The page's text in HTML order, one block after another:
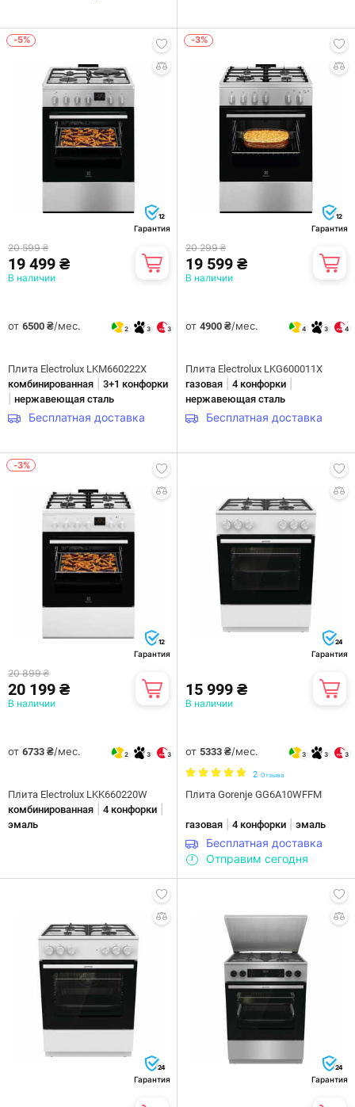
-5%
12
Гарантия
20 599 ₴
19 499 ₴
В наличии
от 6500 ₴/мес. 2 3 3
Плита Electrolux LKM660222X
комбинированная
3+1 конфорки
нержавеющая сталь
Бесплатная доставка
-3%
12
Гарантия
20 299 ₴
19 599 ₴
В наличии
от 4900 ₴/мес. 4 3 4
Плита Electrolux LKG600011X
газовая
4 конфорки
нержавеющая сталь
Бесплатная доставка
-3%
12
Гарантия
20 899 ₴
20 199 ₴
В наличии
от 6733 ₴/мес. 2 3 3
Плита Electrolux LKK660220W
комбинированная
4 конфорки
эмаль
24
Гарантия
15 999 ₴
В наличии
от 5333 ₴/мес. 3 3 3
2 Отзыва
Плита Gorenje GG6A10WFFM
газовая 4 конфорки эмаль
Бесплатная доставка
Отправим сегодня
24
Гарантия
24
Гарантия